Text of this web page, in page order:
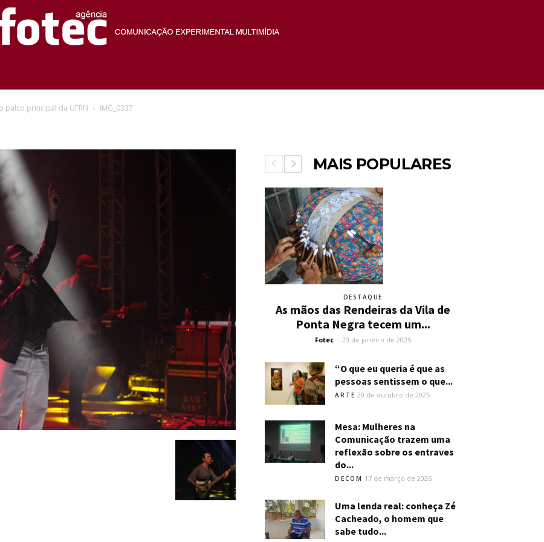
palco principal da UFRN IMG_0337
MAIS POPULARES
DESTAQUE
As mãos das Rendeiras da Vila de
Ponta Negra tecem um...
Fotec - 20 de janeiro de 2025
“O que eu queria é que as
pessoas sentissem o que...
ARTE 20 de outubro de 2025
Mesa: Mulheres na
Comunicação trazem uma
reflexão sobre os entraves
do...
DECOM 17 de março de 2026
Uma lenda real: conheça Zé
Cacheado, o homem que
sabe tudo...